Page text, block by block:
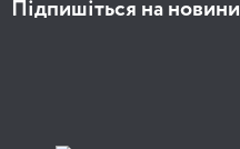
Підпишіться на новини,